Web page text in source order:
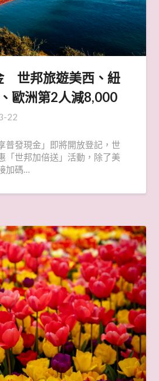
世邦旅遊美西、紐
歐洲第2人減8,000
22
普發現金」即將開放登記，世
「世邦加倍送」活動，除了美
加碼…